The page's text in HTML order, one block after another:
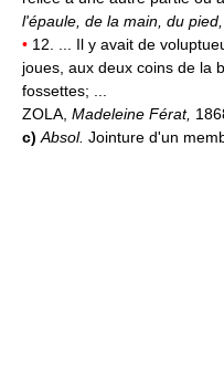
l'épaule, de la main, du
• 12. ... Il y avait de
joues, aux deux coins de la
fossettes; ...
ZOLA, Madeleine Férat,
c)Absol. Jointure d'un